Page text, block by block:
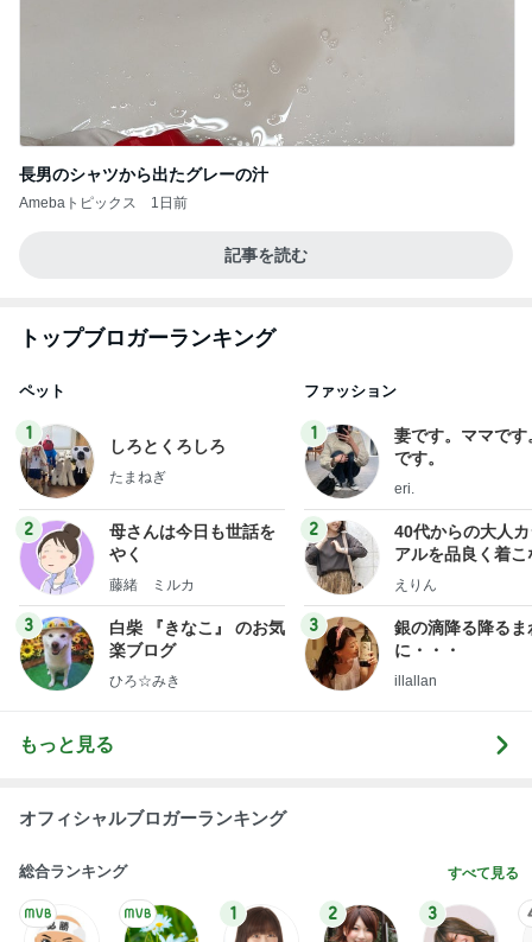
長男のシャツから出たグレーの汁
Amebaトピックス 1日前
記事を読む
トップブロガーランキング
ペット
1
しろとくろしろ
たまねぎ
2
母さんは今日も世話を
やく
藤緒 ミルカ
3
白柴 『きなこ』 のお気
楽ブログ
ひろ☆みき
ファッション
1
妻です。ママです
です。
eri.
2
40代からの大人
アルを品良く着こ
ファッションブロ
えりん
3
銀の滴降る降るま
に・・・
illallan
もっと見る
オフィシャルブロガーランキング
総合ランキング すべて見る
1 2 3